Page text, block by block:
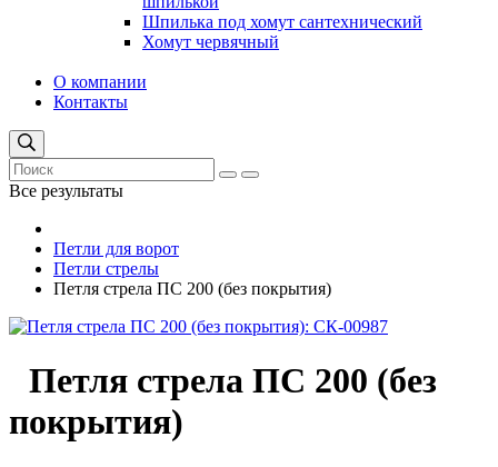
Шпилька под хомут сантехнический
Хомут червячный
О компании
Контакты
Все результаты
Петли для ворот
Петли стрелы
Петля стрела ПС 200 (без покрытия)
Петля стрела ПС 200 (без
покрытия)